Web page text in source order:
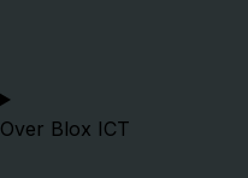
Over Blox ICT